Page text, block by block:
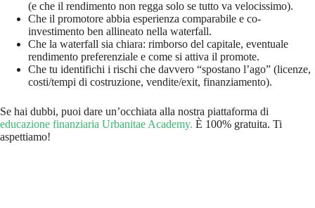
(e che il rendimento non regga solo se tutto va velocissimo).
Che il promotore abbia esperienza comparabile e co-
investimento ben allineato nella waterfall.
Che la waterfall sia chiara: rimborso del capitale, eventuale
rendimento preferenziale e come si attiva il promote.
Che tu identifichi i rischi che davvero “spostano l’ago” (licenze,
costi/tempi di costruzione, vendite/exit, finanziamento).
Se hai dubbi, puoi dare un’occhiata alla nostra piattaforma di
educazione finanziaria Urbanitae Academy. È 100% gratuita. Ti
aspettiamo!